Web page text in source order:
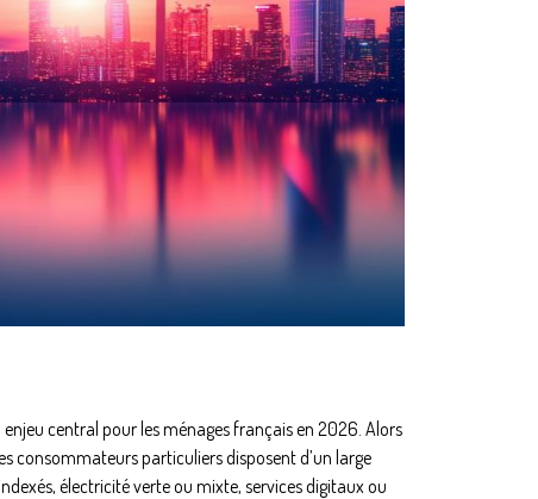
central pour les ménages français en 2026. Alors
consommateurs particuliers disposent d’un large
électricité verte ou mixte, services digitaux ou